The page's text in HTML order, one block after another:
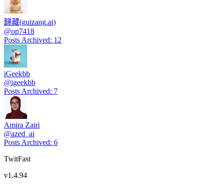
歸藏(guizang.ai)
@op7418
Posts Archived: 12
iGeekbb
@igeekbb
Posts Archived: 7
Amira Zairi
@azed_ai
Posts Archived: 6
TwitFast
v1.4.94